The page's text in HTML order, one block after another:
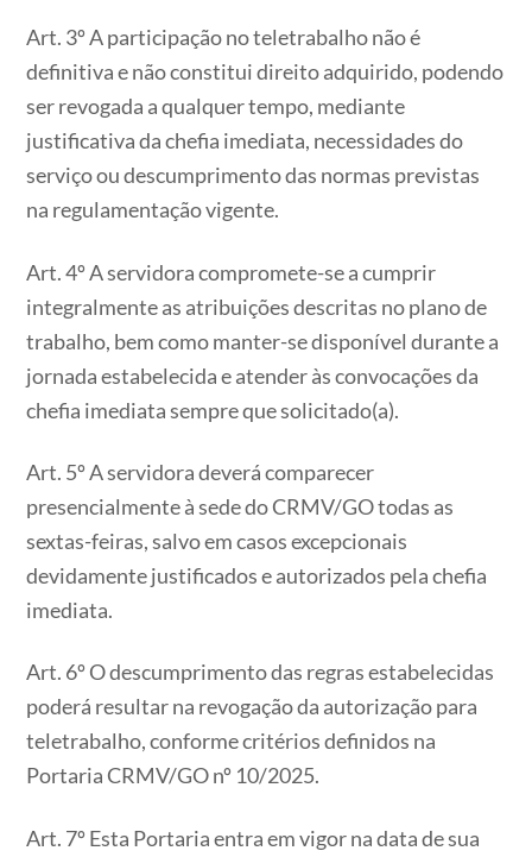
Art. 3º A participação no teletrabalho não é
definitiva e não constitui direito adquirido, podendo
ser revogada a qualquer tempo, mediante
justificativa da chefia imediata, necessidades do
serviço ou descumprimento das normas previstas
na regulamentação vigente.
Art. 4º A servidora compromete-se a cumprir
integralmente as atribuições descritas no plano de
trabalho, bem como manter-se disponível durante a
jornada estabelecida e atender às convocações da
chefia imediata sempre que solicitado(a).
Art. 5º A servidora deverá comparecer
presencialmente à sede do CRMV/GO todas as
sextas-feiras, salvo em casos excepcionais
devidamente justificados e autorizados pela chefia
imediata.
Art. 6º O descumprimento das regras estabelecidas
poderá resultar na revogação da autorização para
teletrabalho, conforme critérios definidos na
Portaria CRMV/GO nº 10/2025.
Art. 7º Esta Portaria entra em vigor na data de sua